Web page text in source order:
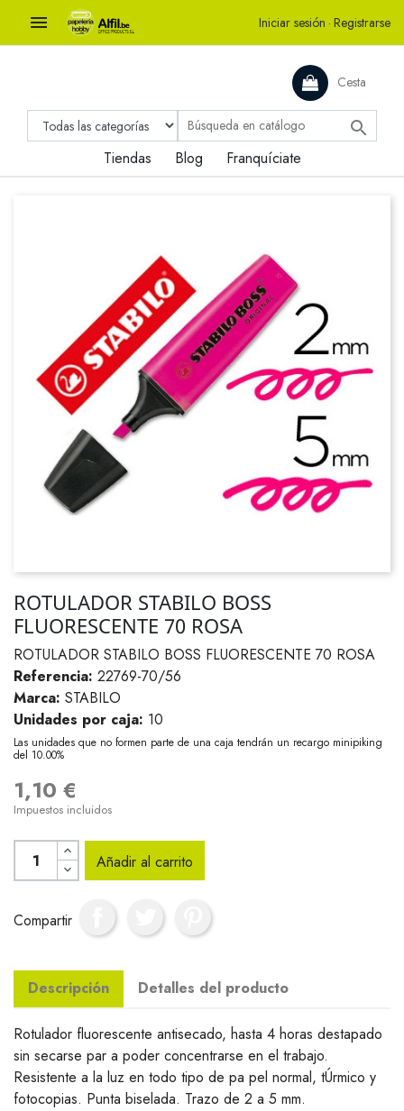
 Iniciar sesión · Registrarse
Cesta

Tiendas Blog Franquíciate
ROTULADOR STABILO BOSS
FLUORESCENTE 70 ROSA
ROTULADOR STABILO BOSS FLUORESCENTE 70 ROSA
Referencia: 22769-70/56
Marca: STABILO
Unidades por caja: 10
Las unidades que no formen parte de una caja tendrán un recargo minipiking
del 10.00%
1,10 €
Impuestos incluidos
Añadir al carrito
Compartir
Descripción Detalles del producto
Rotulador fluorescente antisecado, hasta 4 horas destapado
sin secarse par a poder concentrarse en el trabajo.
Resistente a la luz en todo tipo de pa pel normal, tÚrmico y
fotocopias. Punta biselada. Trazo de 2 a 5 mm.